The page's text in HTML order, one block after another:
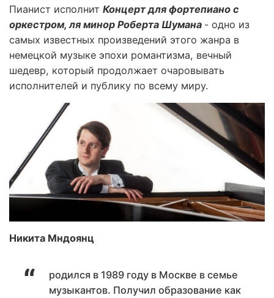
Пианист исполнит Концерт для фортепиано с
оркестром, ля минор Роберта Шумана - одно из
самых известных произведений этого жанра в
немецкой музыке эпохи романтизма, вечный
шедевр, который продолжает очаровывать
исполнителей и публику по всему миру.
Никита Мндоянц
родился в 1989 году в Москве в семье
музыкантов. Получил образование как